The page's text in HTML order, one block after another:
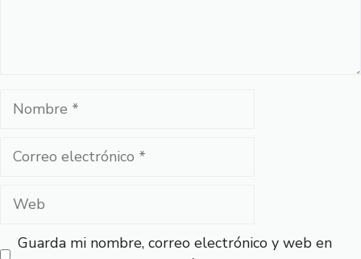
Nombre
Correo
Web
Guarda mi nombre, correo electrónico y web en